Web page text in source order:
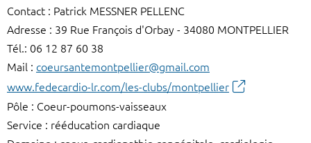
Contact : Patrick MESSNER PELLENC
Adresse : 39 Rue François d'Orbay - 34080 MONTPELLIER
Tél.: 06 12 87 60 38
Mail : coeursantemontpellier@gmail.com
www.fedecardio-lr.com/les-clubs/montpellier
Pôle : Coeur-poumons-vaisseaux
Service : rééducation cardiaque